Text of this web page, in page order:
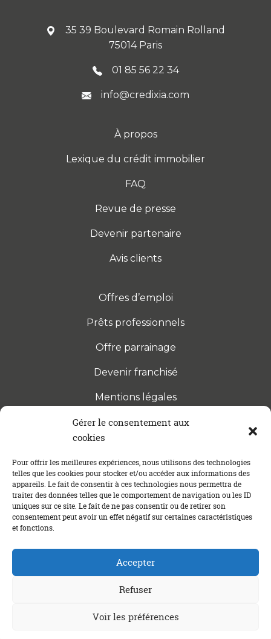
Gérer le consentement aux
cookies
Pour offrir les meilleures expériences, nous utilisons des technologies
telles que les cookies pour stocker et/ou accéder aux informations des
appareils. Le fait de consentir à ces technologies nous permettra de
traiter des données telles que le comportement de navigation ou les ID
uniques sur ce site. Le fait de ne pas consentir ou de retirer son
consentement peut avoir un effet négatif sur certaines caractéristiques
et fonctions.
Accepter
Refuser
Voir les préférences
35 39 Boulevard Romain Rolland
75014 Paris
01 85 56 22 34
info@credixia.com
À propos
Lexique du crédit immobilier
FAQ
Revue de presse
Devenir partenaire
Avis clients
Offres d’emploi
Prêts professionnels
Offre parrainage
Devenir franchisé
Mentions légales
S’INSCRIRE À LA NEWSLETTER
Abonnez-vous à notre newsletter pour être tenu au
courant des dernières actualités concernant le
crédit immobilier !
Un crédit vous engage et doit être remboursé. Vérifiez vos
capacités de remboursement avant de vous engager.